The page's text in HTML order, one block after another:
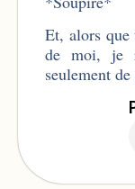
Et, alors
de moi, je
seulement